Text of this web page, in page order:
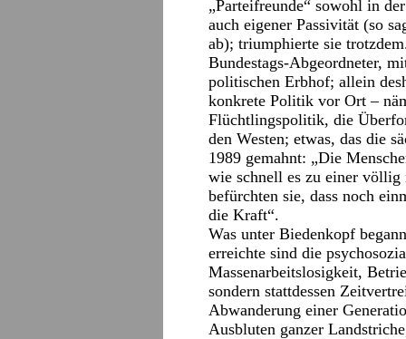
„Parteifreunde“ sowohl in
auch eigener Passivität (so
ab); triumphierte sie
Bundestags-Abgeordneter,
politischen Erbhof; allein
konkrete Politik vor Ort –
Flüchtlingspolitik, die
den Westen; etwas, das die
1989 gemahnt: „Die
wie schnell es zu einer völlig
befürchten sie, dass noch
die Kraft“.
Was unter Biedenkopf
erreichte sind die
Massenarbeitslosigkeit,
sondern stattdessen
Abwanderung einer
Ausbluten ganzer